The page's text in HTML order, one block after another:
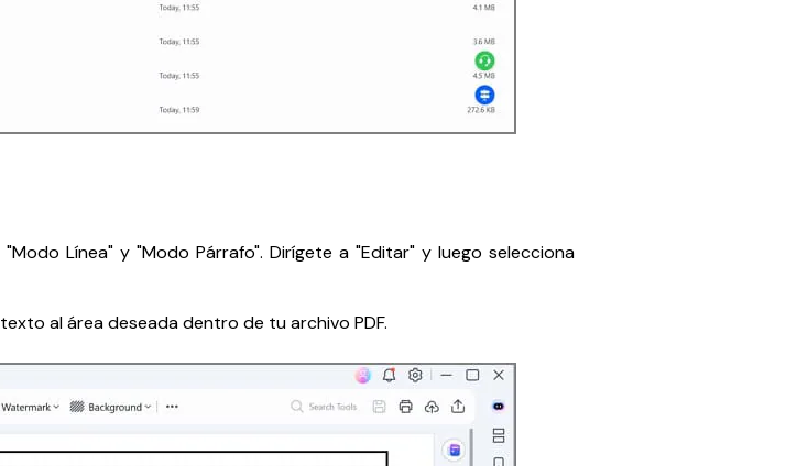
Línea" y "Modo Párrafo". Dirígete a "Editar" y luego selecciona
al área deseada dentro de tu archivo PDF.